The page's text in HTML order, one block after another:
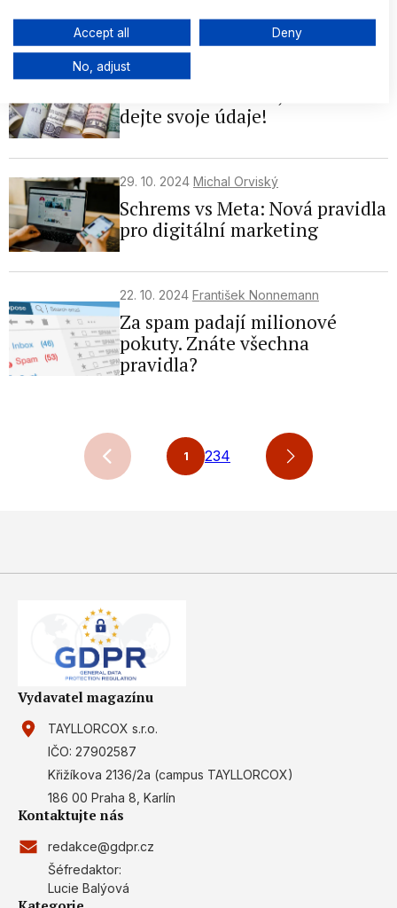
25. 11. 2024
dejte svoje údaje!
29. 10. 2024 Michal Orviský
Schrems vs Meta: Nová pravidla
pro digitální marketing
22. 10. 2024 František Nonnemann
Za spam padají milionové
pokuty. Znáte všechna
pravidla?
1 234
Vydavatel magazínu
TAYLLORCOX s.r.o.
IČO: 27902587
Křižíkova 2136/2a (campus TAYLLORCOX)
186 00 Praha 8, Karlín
Kontaktujte nás
redakce@gdpr.cz
Šéfredaktor:
Lucie Balýová
Data may be shared outside of the European Union and send to the
Your consent and the cookie policy applies solely to this
website/app.
We use your data for the following purposes:
IAB processing purposes:
Store and/or access information on a
device
Use limited data to select advertising
Create profiles for personalised
Use profiles to select personalised
advertising
Create profiles to personalise content
Measure advertising performance
Measure content performance
Use limited data to select content
IAB Special Features:
Use precise geolocation data
actively requested
Non-IAB processing purposes:
Necessary
Performance
Functional
Advertising
Accept all Deny
No, adjust